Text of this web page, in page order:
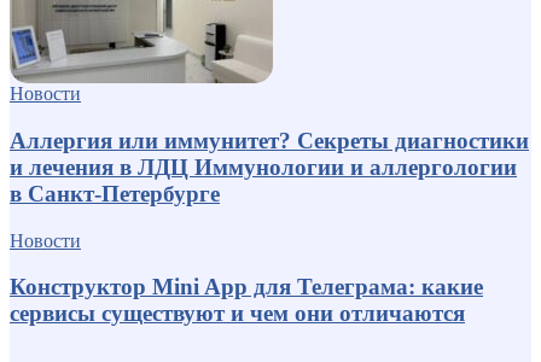
Новости
Аллергия или иммунитет? Секреты диагностики
и лечения в ЛДЦ Иммунологии и аллергологии
в Санкт-Петербурге
Новости
Конструктор Mini App для Телеграма: какие
сервисы существуют и чем они отличаются